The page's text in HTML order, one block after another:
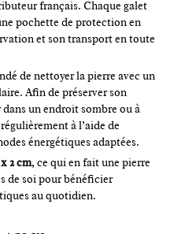
français. Chaque galet
pochette de protection en
et son transport en toute
de nettoyer la pierre avec un
Afin de préserver son
un endroit sombre ou à
à l’aide de
énergétiques adaptées.
2 cm, ce qui en fait une pierre
de soi pour bénéficier
au quotidien.